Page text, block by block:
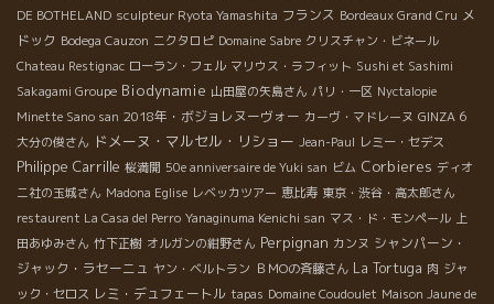
DE BOTHELAND sculpteur Ryota Yamashita フランス Bordeaux Grand Cru メ
ドック Bodega Cauzon ニクタロピ Domaine Sabre クリスチャン・ビネール
Chateau Restignac ローラン・フェル マリウス・ラフィット Sushi et Sashimi
Sakagami Groupe Biodynamie 山田屋の矢島さん パリ・一区 Nyctalopie
Minette Sano san 2018年・ボジョレヌーヴォー カーヴ・マドレーヌ GINZA 6
大分の俊さん ドメーヌ・マルセル・リショー Jean-Paul レミー・セデス
Philippe Carrille 桜満開 50e anniversaire de Yuki san ビム Corbieres ディオ
ニ社の玉城さん Madona Eglise レベッカツアー 恵比寿 東京・渋谷・高太郎さん
restaurent La Casa del Perro Yanaginuma Kenichi san マス・ド・モンペール 上
田あゆみさん 竹下正樹 オルガンの紺野さん Perpignan カンヌ シャンパーン・
ジャック・ラセーニュ ヤン・ベルトラン ＢＭОの斉藤さん La Tortuga 肉 ジャ
ック・セロス レミ・デュフェートル tapas Domaine Coudoulet Maison Jaune de